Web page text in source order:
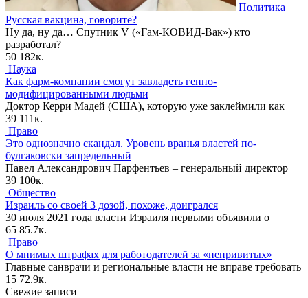
Политика
Русская вакцина, говорите?
Ну да, ну да… Спутник V («Гам-КОВИД-Вак») кто
разработал?
50 182к.
Наука
Как фарм-компании смогут завладеть генно-
модифицированными людьми
Доктор Керри Мадей (США), которую уже заклеймили как
39 111к.
Право
Это однозначно скандал. Уровень вранья властей по-
булгаковски запредельный
Павел Александрович Парфентьев – генеральный директор
39 100к.
Общество
Израиль со своей 3 дозой, похоже, доигрался
30 июля 2021 года власти Израиля первыми объявили о
65 85.7к.
Право
О мнимых штрафах для работодателей за «непривитых»
Главные санврачи и региональные власти не вправе требовать
15 72.9к.
Свежие записи